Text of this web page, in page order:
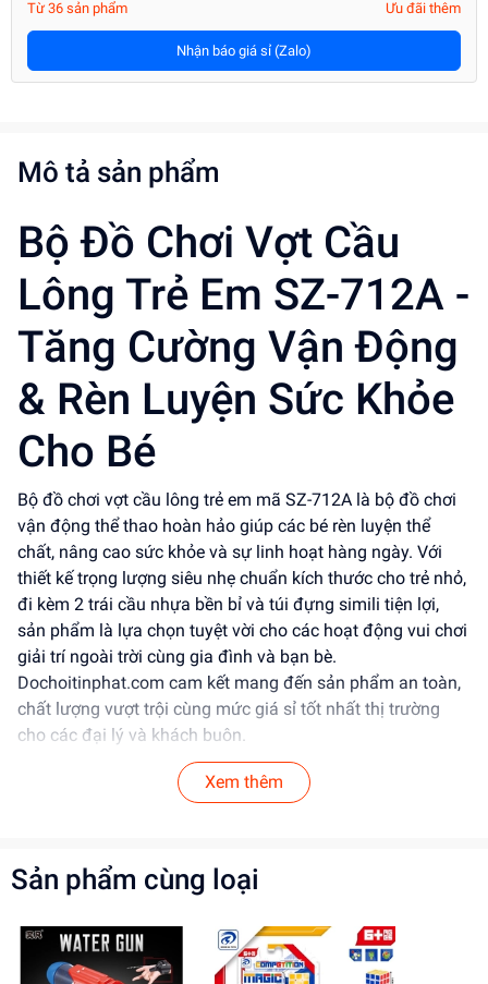
Từ 36 sản phẩm
Ưu đãi thêm
Nhận báo giá sỉ (Zalo)
Mô tả sản phẩm
Bộ Đồ Chơi Vợt Cầu
Lông Trẻ Em SZ-712A -
Tăng Cường Vận Động
& Rèn Luyện Sức Khỏe
Cho Bé
Bộ đồ chơi vợt cầu lông trẻ em mã SZ-712A là bộ đồ chơi
vận động thể thao hoàn hảo giúp các bé rèn luyện thể
chất, nâng cao sức khỏe và sự linh hoạt hàng ngày. Với
thiết kế trọng lượng siêu nhẹ chuẩn kích thước cho trẻ nhỏ,
đi kèm 2 trái cầu nhựa bền bỉ và túi đựng simili tiện lợi,
sản phẩm là lựa chọn tuyệt vời cho các hoạt động vui chơi
giải trí ngoài trời cùng gia đình và bạn bè.
Dochoitinphat.com cam kết mang đến sản phẩm an toàn,
chất lượng vượt trội cùng mức giá sỉ tốt nhất thị trường
cho các đại lý và khách buôn.
Tính Năng Nổi Bật
dàng đánh trúng cầu. Tay cầm bọc lớp đệm êm ái,
chống trượt, vừa vặn với lòng bàn tay trẻ em.
Túi đựng Simili tiện lợi:Sản phẩm đi kèm túi đựng
bằng chất liệu simili phối lưới màu xanh tươi mát có
Xem thêm
Sản phẩm cùng loại